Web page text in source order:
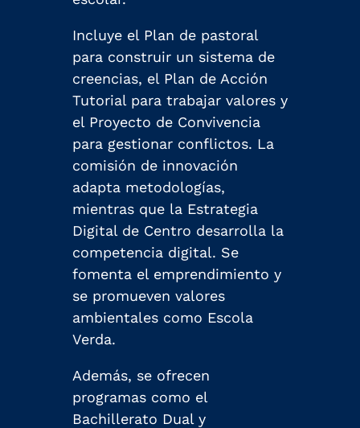
Incluye el Plan de pastoral
para construir un sistema de
creencias, el Plan de Acción
Tutorial para trabajar valores y
el Proyecto de Convivencia
para gestionar conflictos. La
comisión de innovación
adapta metodologías,
mientras que la Estrategia
Digital de Centro desarrolla la
competencia digital. Se
fomenta el emprendimiento y
se promueven valores
ambientales como Escola
Verda.
Además, se ofrecen
programas como el
Bachillerato Dual y